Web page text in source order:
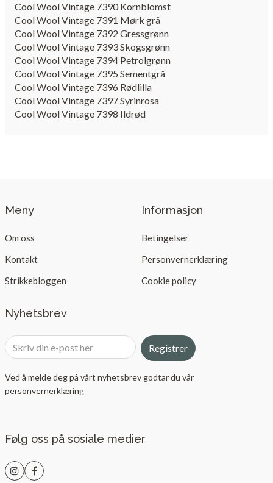
Cool Wool Vintage 7390 Kornblomst
Cool Wool Vintage 7391 Mørk grå
Cool Wool Vintage 7392 Gressgrønn
Cool Wool Vintage 7393 Skogsgrønn
Cool Wool Vintage 7394 Petrolgrønn
Cool Wool Vintage 7395 Sementgrå
Cool Wool Vintage 7396 Rødlilla
Cool Wool Vintage 7397 Syrinrosa
Cool Wool Vintage 7398 Ildrød
Meny
Om oss
Kontakt
Strikkebloggen
Informasjon
Betingelser
Personvernerklæring
Cookie policy
Nyhetsbrev
Registrer
Ved å melde deg på vårt nyhetsbrev godtar du vår
personvernerklæring
Følg oss på sosiale medier